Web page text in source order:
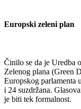
Europski zeleni plan
Činilo se da je Uredba
Zelenog plana (Green
Europskog parlamenta
i 24 suzdržana.
je biti tek formalnost.